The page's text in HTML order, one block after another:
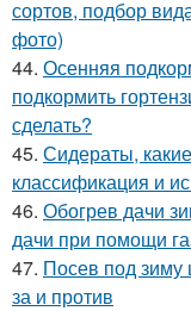
сортов, подбор
фото)
44. Осенняя
подкормить
сделать?
45. Сидераты,
классификация и
46. Обогрев дачи
дачи при помощи
47. Посев под зиму
за и против